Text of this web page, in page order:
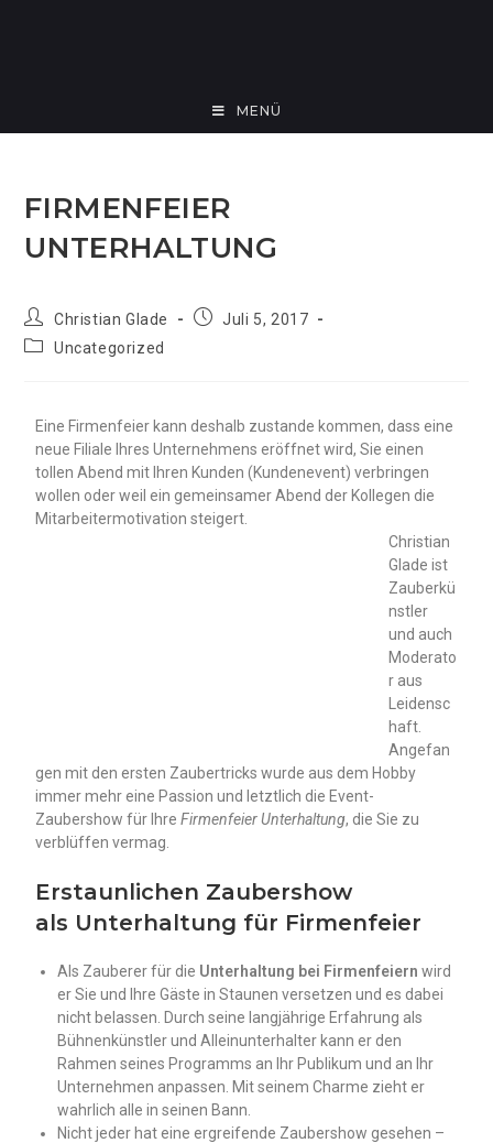
MENÜ
FIRMENFEIER
UNTERHALTUNG
Christian Glade
Juli 5, 2017
Uncategorized
Eine Firmenfeier kann deshalb zustande kommen, dass eine
neue Filiale Ihres Unternehmens eröffnet wird, Sie einen
tollen Abend mit Ihren Kunden (Kundenevent) verbringen
wollen oder weil ein gemeinsamer Abend der Kollegen die
Mitarbeitermotivation steigert.
Christian
Glade ist
Zauberkü
nstler
und auch
Moderato
r aus
Leidensc
haft.
Angefan
gen mit den ersten Zaubertricks wurde aus dem Hobby
immer mehr eine Passion und letztlich die Event-
Zaubershow für IhreFirmenfeier Unterhaltung, die Sie zu
verblüffen vermag.
Erstaunlichen Zaubershow
als Unterhaltung für Firmenfeier
Als Zauberer für die Unterhaltung bei Firmenfeiern wird
er Sie und Ihre Gäste in Staunen versetzen und es dabei
nicht belassen. Durch seine langjährige Erfahrung als
Bühnenkünstler und Alleinunterhalter kann er den
Rahmen seines Programms an Ihr Publikum und an Ihr
Unternehmen anpassen. Mit seinem Charme zieht er
wahrlich alle in seinen Bann.
Nicht jeder hat eine ergreifende Zaubershow gesehen –